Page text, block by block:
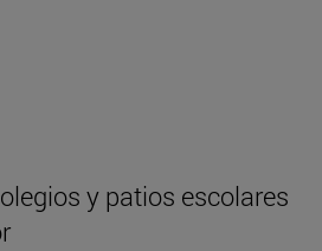
y patios escolares